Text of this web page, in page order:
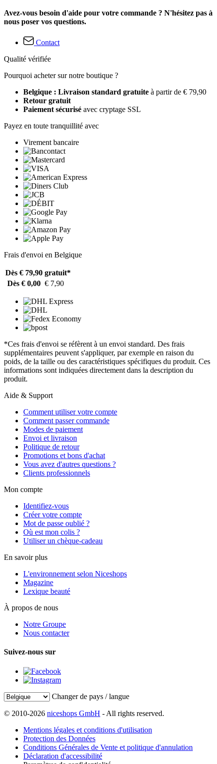
Avez-vous besoin d'aide pour votre commande ? N'hésitez pas à
nous poser vos questions.
Contact
Qualité vérifiée
Pourquoi acheter sur notre boutique ?
Belgique : Livraison standard gratuite à partir de € 79,90
Retour gratuit
Paiement sécurisé avec cryptage SSL
Payez en toute tranquillité avec
Virement bancaire
Frais d'envoi en Belgique
Dès € 79,90 gratuit*
Dès € 0,00 € 7,90
*Ces frais d'envoi se réfèrent à un envoi standard. Des frais
supplémentaires peuvent s'appliquer, par exemple en raison du
poids, de la taille ou des caractéristiques spécifiques du produit. Ces
informations sont indiquées directement dans la description du
produit.
Aide & Support
Comment utiliser votre compte
Comment passer commande
Modes de paiement
Envoi et livraison
Politique de retour
Promotions et bons d'achat
Vous avez d'autres questions ?
Clients professionnels
Mon compte
Identifiez-vous
Créer votre compte
Mot de passe oublié ?
Où est mon colis ?
Utiliser un chèque-cadeau
En savoir plus
L'environnement selon Niceshops
Magazine
Lexique beauté
À propos de nous
Notre Groupe
Nous contacter
Suivez-nous sur
Changer de pays / langue
© 2010-2026 niceshops GmbH - All rights reserved.
Mentions légales et conditions d'utilisation
Protection des Données
Conditions Générales de Vente et politique d'annulation
Déclaration d'accessibilité